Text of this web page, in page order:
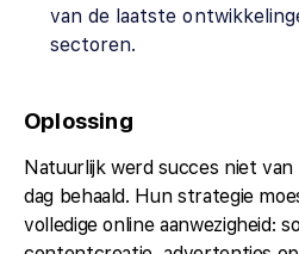
van de laatste
sectoren.
Oplossing
Natuurlijk werd succes niet
dag behaald. Hun strategie
volledige online aanwezigheid: